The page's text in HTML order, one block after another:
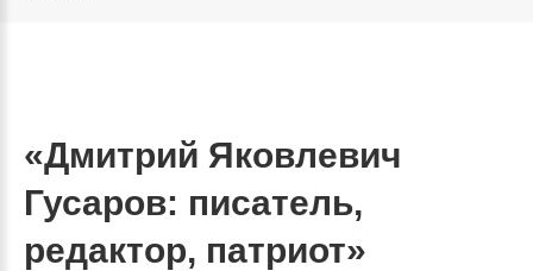
«Дмитрий Яковлевич
Гусаров: писатель,
редактор, патриот»